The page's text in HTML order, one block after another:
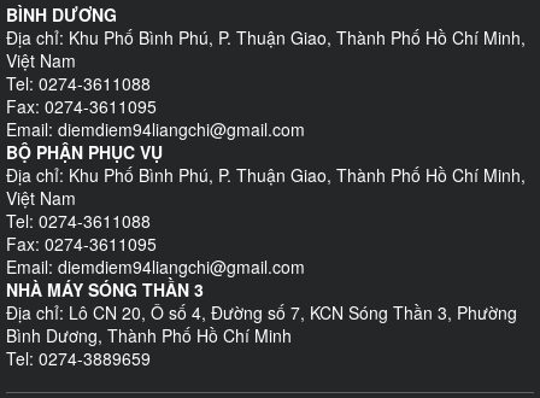
BÌNH DƯƠNG
Địa chỉ: Khu Phố Bình Phú, P. Thuận Giao, Thành Phố Hồ Chí Minh,
Việt Nam
Tel: 0274-3611088
Fax: 0274-3611095
Email: diemdiem94liangchi@gmail.com
BỘ PHẬN PHỤC VỤ
Địa chỉ: Khu Phố Bình Phú, P. Thuận Giao, Thành Phố Hồ Chí Minh,
Việt Nam
Tel: 0274-3611088
Fax: 0274-3611095
Email: diemdiem94liangchi@gmail.com
NHÀ MÁY SÓNG THẦN 3
Địa chỉ: Lô CN 20, Ô số 4, Đường số 7, KCN Sóng Thần 3, Phường
Bình Dương, Thành Phố Hồ Chí Minh
Tel: 0274-3889659